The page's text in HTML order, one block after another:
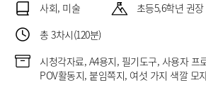
사회, 미술
초등5,6학년 권장
총 3차시(120분)
시청각자료, A4용지, 필기도구, 사용자 프
POV활동지, 붙임쪽지, 여섯 가지 색깔 모